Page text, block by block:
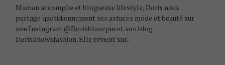
E
S
Maman accomplie et blogueuse lifestyle, Doris nous
partage quotidiennement ses astuces mode et beauté sur
son Instagram @Dorisblancpin et son blog
Dorisknowsfashion. Elle revient sur..